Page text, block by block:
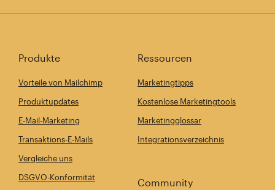
Produkte
Vorteile von Mailchimp
Produktupdates
E-Mail-Marketing
Transaktions-E-Mails
Vergleiche uns
DSGVO-Konformität
Ressourcen
Marketingtipps
Kostenlose Marketingtools
Marketingglossar
Integrationsverzeichnis
Community